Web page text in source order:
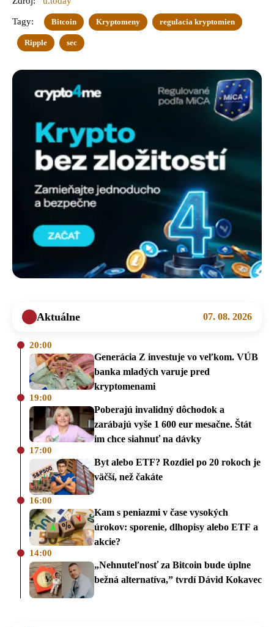
Tagy: Bitcoin Kryptomeny regulacia kryptomien
Ripple sec
Aktuálne 07. 08. 2026
20:00
Generácia Z investuje vo veľkom. VÚB
banka mladých varuje pred
kryptomenami
19:00
Poberajú invalidný dôchodok a
zarábajú vyše 1 600 eur mesačne. Štát
im chce siahnuť na dávky
17:00
Byt alebo ETF? Rozdiel po 20 rokoch je
väčší, než čakáte
16:00
Kam s peniazmi v čase vysokých
úrokov: sporenie, dlhopisy alebo ETF a
akcie?
14:00
„Nehnuteľnosť za Bitcoin bude úplne
bežná alternatíva,” tvrdí Dávid Kokavec